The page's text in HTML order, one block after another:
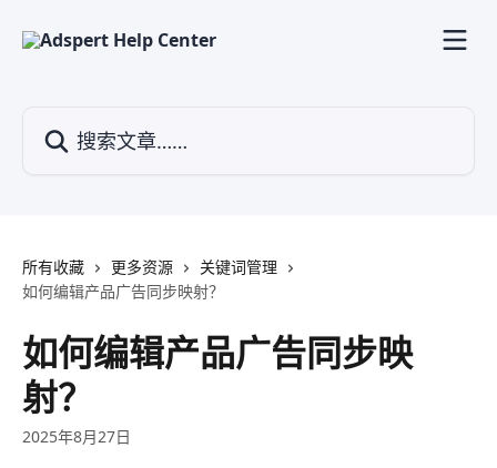
所有收藏 更多资源
关键词管理
如何编辑产品广告同步映射？
如何编辑产品广告同步映
射？
2025年8月27日